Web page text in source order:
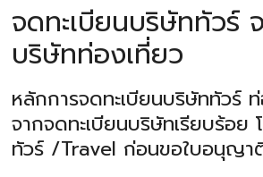
จดทะเบียนบริษัททัวร์
บริษัทท่องเที่ยว
หลักการจดทะเบียนบริษัททัวร์
จากจดทะเบียนบริษัทเรียบร้อย
ทัวร์ /Travel ก่อนขอใบอนุญา